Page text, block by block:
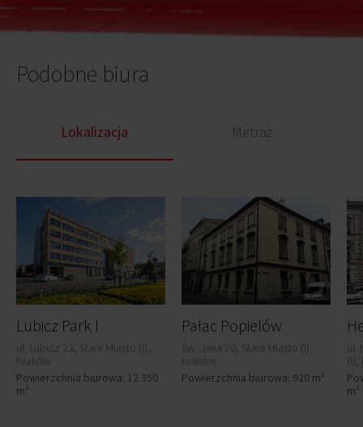
Podobne biura
Lokalizacja Metraż
Lubicz Park I
ul. Lubicz 23, Stare Miasto (I),
Kraków
Powierzchnia biurowa: 12 350
m²
Pałac Popielów
Św. Jana 20, Stare Miasto (I),
Kraków
Powierzchnia biurowa: 920 m²
ul.
(I),
m²